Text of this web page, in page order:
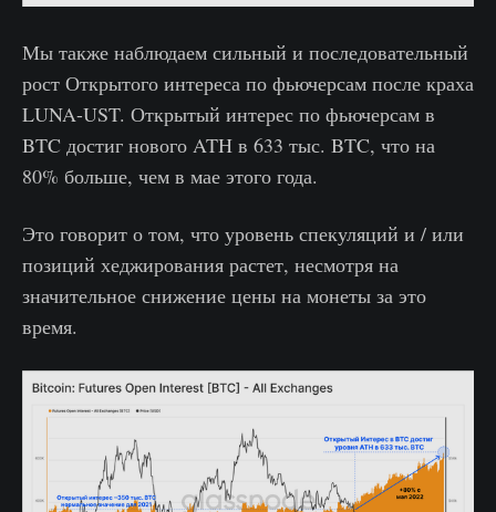
Мы также наблюдаем сильный и последовательный
рост Открытого интереса по фьючерсам после краха
LUNA-UST. Открытый интерес по фьючерсам в
BTC достиг нового ATH в 633 тыс. BTC, что на
80% больше, чем в мае этого года.
Это говорит о том, что уровень спекуляций и / или
позиций хеджирования растет, несмотря на
значительное снижение цены на монеты за это
время.